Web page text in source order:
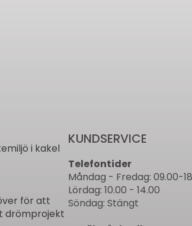
i kakel
för att
drömprojekt
KUNDSERVICE
Telefontider
Måndag - Fredag: 09.00-
Lördag: 10.00 - 14.00
Söndag: Stängt